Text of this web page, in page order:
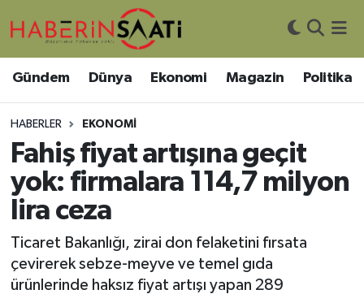
Gündem Dünya Ekonomi Magazin Politika
HABERLER EKONOMI
Fahiş fiyat artışına geçit
yok: firmalara 114,7 milyon
lira ceza
Ticaret Bakanlığı, zirai don felaketini fırsata
çevirerek sebze-meyve ve temel gıda
ürünlerinde haksız fiyat artışı yapan 289
Asayiş
Bilim ve Teknoloji
Çevre
DIŞ HABER
Eğitim
Nöbetçi Eczaneler
Hava Durumu
Trafik Durumu
Süper Lig Puan Durumu ve Fikstür
Son Dakika Haberleri